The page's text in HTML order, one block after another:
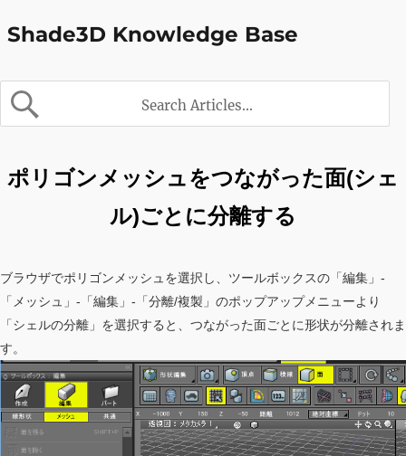
Shade3D Knowledge Base
ポリゴンメッシュをつながった面(シェ
ル)ごとに分離する
ブラウザでポリゴンメッシュを選択し、ツールボックスの「編集」-
「メッシュ」-「編集」-「分離/複製」のポップアップメニューより
「シェルの分離」を選択すると、つながった面ごとに形状が分離されま
す。